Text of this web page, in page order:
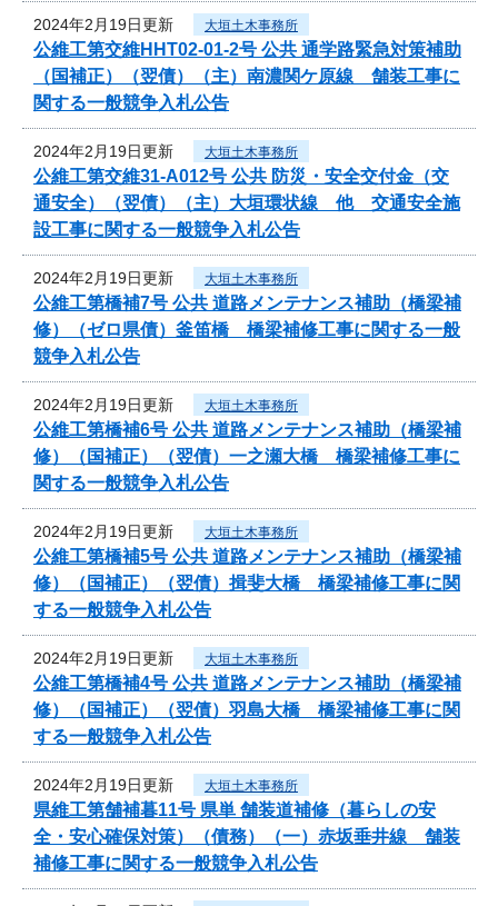
2024年2月19日更新 大垣土木事務所
公維工第交維HHT02-01-2号 公共 通学路緊急対策補助
（国補正）（翌債）（主）南濃関ケ原線 舗装工事に
関する一般競争入札公告
2024年2月19日更新 大垣土木事務所
公維工第交維31-A012号 公共 防災・安全交付金（交
通安全）（翌債）（主）大垣環状線 他 交通安全施
設工事に関する一般競争入札公告
2024年2月19日更新 大垣土木事務所
公維工第橋補7号 公共 道路メンテナンス補助（橋梁補
修）（ゼロ県債）釜笛橋 橋梁補修工事に関する一般
競争入札公告
2024年2月19日更新 大垣土木事務所
公維工第橋補6号 公共 道路メンテナンス補助（橋梁補
修）（国補正）（翌債）一之瀬大橋 橋梁補修工事に
関する一般競争入札公告
2024年2月19日更新 大垣土木事務所
公維工第橋補5号 公共 道路メンテナンス補助（橋梁補
修）（国補正）（翌債）揖斐大橋 橋梁補修工事に関
する一般競争入札公告
2024年2月19日更新 大垣土木事務所
公維工第橋補4号 公共 道路メンテナンス補助（橋梁補
修）（国補正）（翌債）羽島大橋 橋梁補修工事に関
する一般競争入札公告
2024年2月19日更新 大垣土木事務所
県維工第舗補暮11号 県単 舗装道補修（暮らしの安
全・安心確保対策）（債務）（一）赤坂垂井線 舗装
補修工事に関する一般競争入札公告